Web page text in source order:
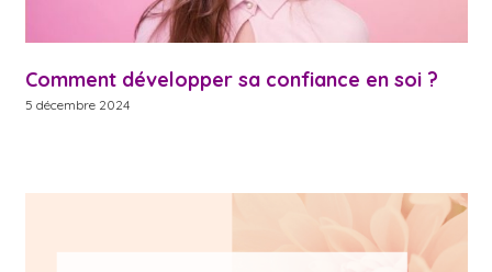
Comment développer sa confiance en soi ?
5 décembre 2024